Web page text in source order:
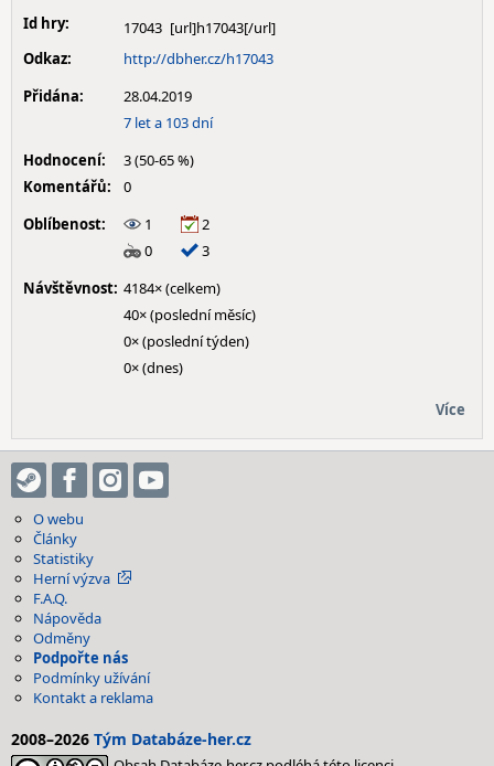
Id hry:
17043
Odkaz:
http://dbher.cz/h17043
Přidána:
28.04.2019
7 let a 103 dní
Hodnocení:
3 (50-65 %)
Komentářů:
0
Oblíbenost:
1
2
0
3
Návštěvnost: 4184× (celkem)
40× (poslední měsíc)
0× (poslední týden)
0× (dnes)
Více
O webu
Články
Statistiky
Herní výzva
F.A.Q.
Nápověda
Odměny
Podpořte nás
Podmínky užívání
Kontakt a reklama
2008–2026 Tým Databáze-her.cz